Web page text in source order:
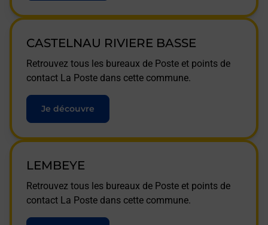
CASTELNAU RIVIERE BASSE
Retrouvez tous les bureaux de Poste et points de
contact La Poste dans cette commune.
Je découvre
LEMBEYE
Retrouvez tous les bureaux de Poste et points de
contact La Poste dans cette commune.